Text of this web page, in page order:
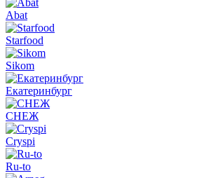
Abat
Starfood
Sikom
Екатеринбург
СНЕЖ
Cryspi
Ru-to